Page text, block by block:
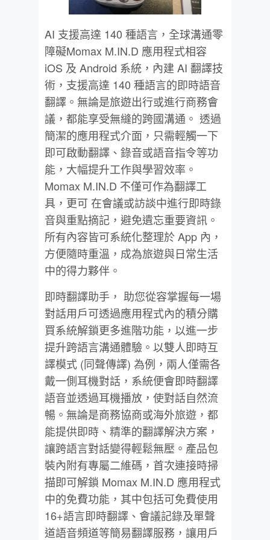
AI 支援高達 140 種語言，全球溝通零
障礙Momax M.IN.D 應用程式相容
iOS 及 Android 系統，內建 AI 翻譯技
術，支援高達 140 種語言的即時語音
翻譯。無論是旅遊出行或進行商務會
議，都能享受無縫的跨國溝通。 透過
簡潔的應用程式介面，只需輕觸一下
即可啟動翻譯、錄音或語音指令等功
能，大幅提升工作與學習效率。
Momax M.IN.D 不僅可作為翻譯工
具，更可 在會議或訪談中進行即時錄
音與重點摘記，避免遺忘重要資訊。
所有內容皆可系統化整理於 App 內，
方便隨時重溫，成為旅遊與日常生活
中的得力夥伴。
即時翻譯助手， 助您從容掌握每一場
對話用戶可透過應用程式內的積分購
買系統解鎖更多進階功能，以進一步
提升跨語言溝通體驗。以雙人即時互
譯模式 (同聲傳譯) 為例，兩人僅需各
戴一側耳機對話，系統便會即時翻譯
語音並透過耳機播放，使對話自然流
暢。無論是商務協商或海外旅遊，都
能提供即時、精準的翻譯解決方案，
讓跨語言對話變得輕鬆無壓。產品包
裝內附有專屬二維碼，首次連接時掃
描即可解鎖 Momax M.IN.D 應用程式
中的免費功能，其中包括可免費使用
16+語言即時翻譯、會議記錄及單聲
道語音頻道等簡易翻譯服務，讓用戶